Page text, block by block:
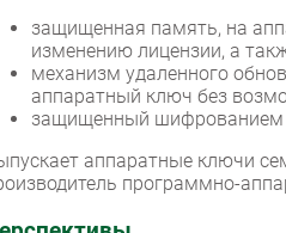
защищенная память, на
изменению лицензии, а
механизм удаленного
аппаратный ключ без
защищенный шифрованием
аппаратные ключи
программно-